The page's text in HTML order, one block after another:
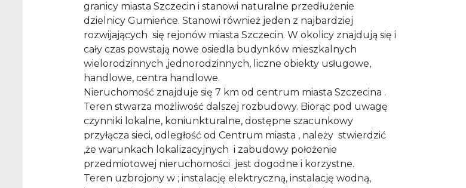
granicy miasta Szczecin i stanowi naturalne przedłużenie
dzielnicy Gumieńce. Stanowi również jeden z najbardziej
rozwijających się rejonów miasta Szczecin. W okolicy znajdują się i
cały czas powstają nowe osiedla budynków mieszkalnych
wielorodzinnych ,jednorodzinnych, liczne obiekty usługowe,
handlowe, centra handlowe.
Nieruchomość znajduje się 7 km od centrum miasta Szczecina .
Teren stwarza możliwość dalszej rozbudowy. Biorąc pod uwagę
czynniki lokalne, koniunkturalne, dostępne szacunkowy
przyłącza sieci, odległość od Centrum miasta , należy stwierdzić
,że warunkach lokalizacyjnych i zabudowy położenie
przedmiotowej nieruchomości jest dogodne i korzystne.
Teren uzbrojony w ; instalację elektryczną, instalację wodną,